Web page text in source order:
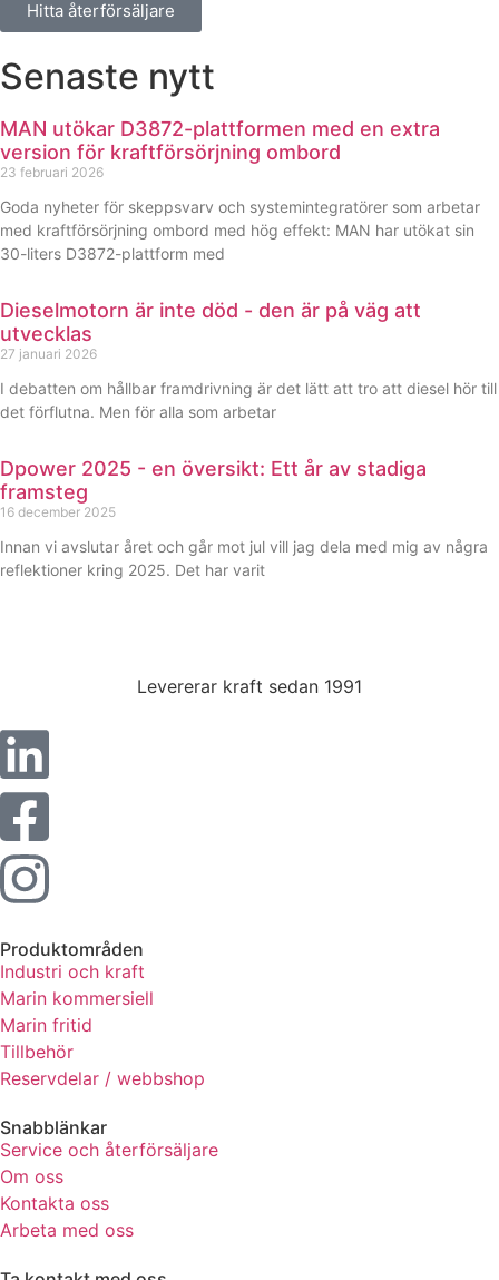
Hitta återförsäljare
Senaste nytt
MAN utökar D3872-plattformen med en extra
version för kraftförsörjning ombord
23 februari 2026
Goda nyheter för skeppsvarv och systemintegratörer som arbetar
med kraftförsörjning ombord med hög effekt: MAN har utökat sin
30-liters D3872-plattform med
Dieselmotorn är inte död - den är på väg att
utvecklas
27 januari 2026
I debatten om hållbar framdrivning är det lätt att tro att diesel hör till
det förflutna. Men för alla som arbetar
Dpower 2025 - en översikt: Ett år av stadiga
framsteg
16 december 2025
Innan vi avslutar året och går mot jul vill jag dela med mig av några
reflektioner kring 2025. Det har varit
Levererar kraft sedan 1991
Produktområden
Industri och kraft
Marin kommersiell
Marin fritid
Tillbehör
Reservdelar / webbshop
Snabblänkar
Service och återförsäljare
Om oss
Kontakta oss
Arbeta med oss
Nödvändiga
Dessa kakor
välja bort. De
behövs för
att hemsidan
över huvud
taget ska
fungera.
Statistik
För att vi ska
förbättra
hemsidans
uppbyggnad,
baserat på
hur hemsidan
används.
möjligt under
ditt besök.
Om du nekar
de här
kakorna
kommer viss
funktionalitet
att försvinna
Marknadsföring
Genom att dela
med dig av dina
intressen och ditt
surfar ökar du
chansen att få se
anpassat innehåll
och erbjudanden.